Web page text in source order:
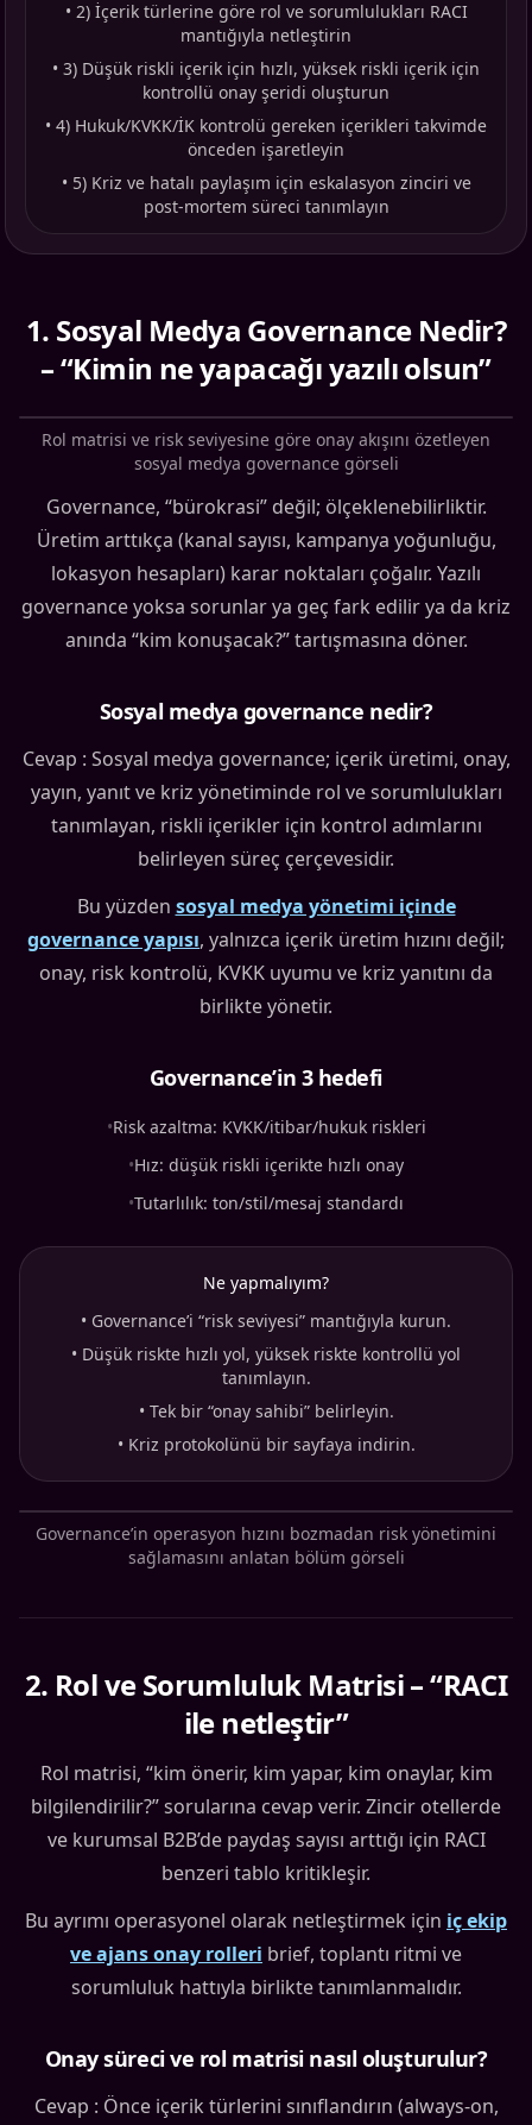
• 2) İçerik türlerine göre rol ve sorumlulukları RACI
mantığıyla netleştirin
• 3) Düşük riskli içerik için hızlı, yüksek riskli içerik için
kontrollü onay şeridi oluşturun
• 4) Hukuk/KVKK/İK kontrolü gereken içerikleri takvimde
önceden işaretleyin
• 5) Kriz ve hatalı paylaşım için eskalasyon zinciri ve
post-mortem süreci tanımlayın
1. Sosyal Medya Governance Nedir?
– “Kimin ne yapacağı yazılı olsun”
Rol matrisi ve risk seviyesine göre onay akışını özetleyen
sosyal medya governance görseli
Governance, “bürokrasi” değil; ölçeklenebilirliktir.
Üretim arttıkça (kanal sayısı, kampanya yoğunluğu,
lokasyon hesapları) karar noktaları çoğalır. Yazılı
governance yoksa sorunlar ya geç fark edilir ya da kriz
anında “kim konuşacak?” tartışmasına döner.
Sosyal medya governance nedir?
Cevap : Sosyal medya governance; içerik üretimi, onay,
yayın, yanıt ve kriz yönetiminde rol ve sorumlulukları
tanımlayan, riskli içerikler için kontrol adımlarını
belirleyen süreç çerçevesidir.
Bu yüzden sosyal medya yönetimi içinde
governance yapısı, yalnızca içerik üretim hızını değil;
onay, risk kontrolü, KVKK uyumu ve kriz yanıtını da
birlikte yönetir.
Governance’in 3 hedefi
•Risk azaltma: KVKK/itibar/hukuk riskleri
•Hız: düşük riskli içerikte hızlı onay
•Tutarlılık: ton/stil/mesaj standardı
Ne yapmalıyım?
• Governance’i “risk seviyesi” mantığıyla kurun.
• Düşük riskte hızlı yol, yüksek riskte kontrollü yol
tanımlayın.
• Tek bir “onay sahibi” belirleyin.
• Kriz protokolünü bir sayfaya indirin.
Governance’in operasyon hızını bozmadan risk yönetimini
sağlamasını anlatan bölüm görseli
2. Rol ve Sorumluluk Matrisi – “RACI
ile netleştir”
Rol matrisi, “kim önerir, kim yapar, kim onaylar, kim
bilgilendirilir?” sorularına cevap verir. Zincir otellerde
ve kurumsal B2B’de paydaş sayısı arttığı için RACI
benzeri tablo kritikleşir.
Bu ayrımı operasyonel olarak netleştirmek için iç ekip
ve ajans onay rolleri brief, toplantı ritmi ve
sorumluluk hattıyla birlikte tanımlanmalıdır.
Onay süreci ve rol matrisi nasıl oluşturulur?
Cevap : Önce içerik türlerini sınıflandırın (always-on,